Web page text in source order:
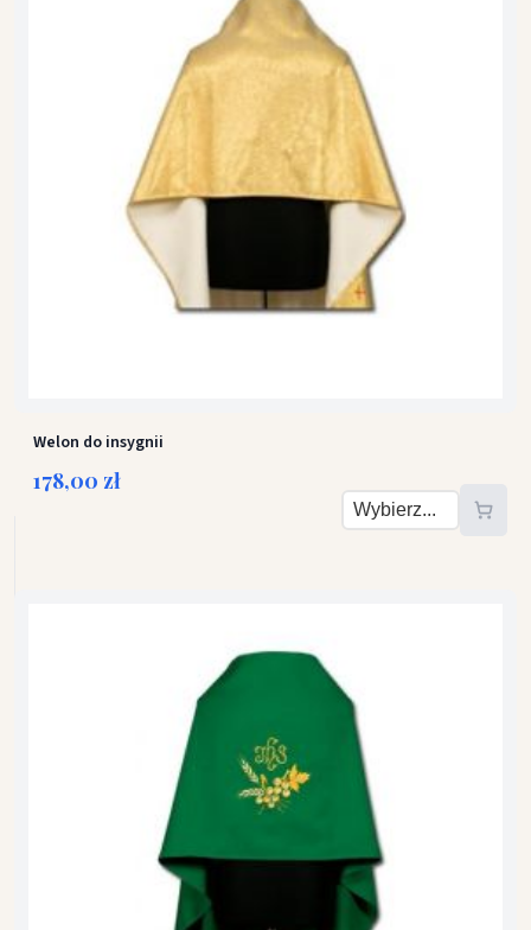
Welon do insygnii
178,00 zł